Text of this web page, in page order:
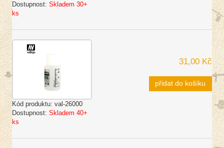
Dostupnost: Skladem 30+
ks
Kód produktu: val-26000
Dostupnost: Skladem 40+
ks
31,00 Kč
přidat do košíku